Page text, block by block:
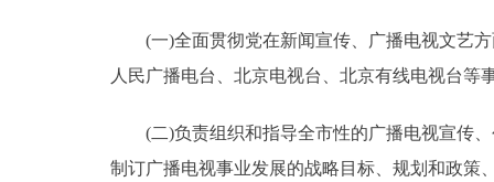
(一)全面贯彻党在新闻宣传、广播电视文艺方
人民广播电台、北京电视台、北京有线电视台等
(二)负责组织和指导全市性的广播电视宣传、
制订广播电视事业发展的战略目标、规划和政策